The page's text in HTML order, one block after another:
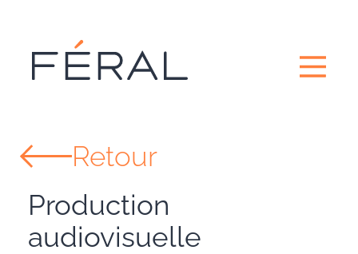
Retour
Production
audiovisuelle